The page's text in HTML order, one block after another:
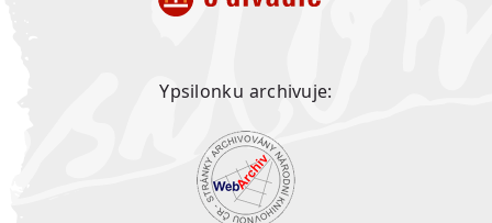
Ypsilonku archivuje: